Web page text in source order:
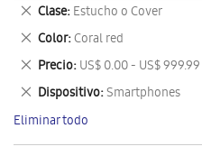
Clase Estucho o Cover
Eliminar
este
artículo
Color Coral red
Eliminar
este
artículo
Precio US$ 0.00 - US$ 999.99
Eliminar
este
artículo
Dispositivo Smartphones
Eliminar
este
artículo
Eliminar todo